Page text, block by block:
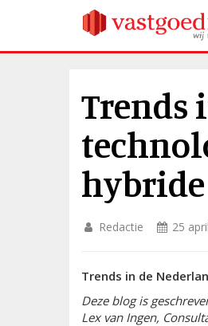
Trends
Redactie 25
Trends in de
Deze blog is
Lex van Ingen,